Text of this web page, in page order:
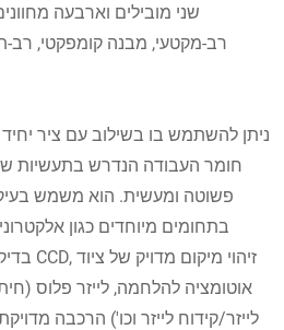
שני מובילים וארבעה
רב-מקטעי, מבנה קומפקטי, רב-
ניתן להשתמש בו בשילוב עם ציר
חומר העבודה הנדרש בתעשיות
פשוטה ומעשית. הוא משמש
בתחומים מיוחדים כגון
אוטומציה להלחמה, לייזר פלוס
לייזר/קידוח לייזר וכו') הרכבה